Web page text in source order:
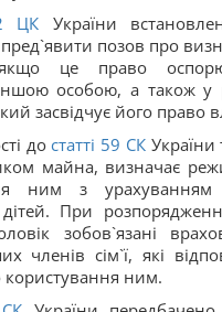
ЦК України
позов про
якщо це право
особою, а також у
засвідчує його право
достатті 59 СКУкраїни
майна, визначає
ним з урахуванням
При
зобов`язані
членів сім`ї, які
ним.